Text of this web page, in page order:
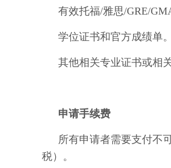
有效托福/雅思/GRE/
学位证书和官方成绩单。
其他相关专业证书或相
申请手续费
所有申请者需要支付不
税）。